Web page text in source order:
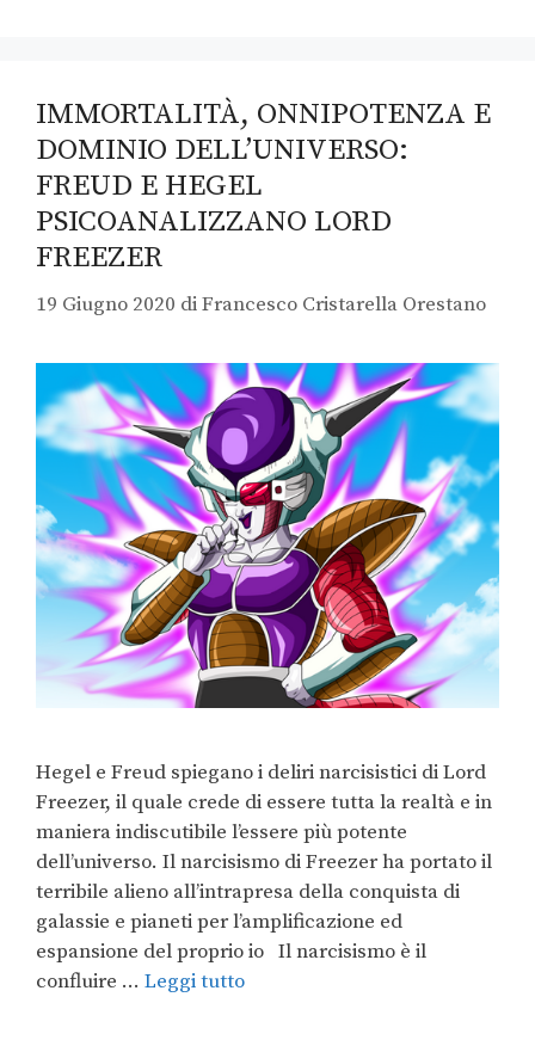
IMMORTALITÀ, ONNIPOTENZA E
DOMINIO DELL’UNIVERSO:
FREUD E HEGEL
PSICOANALIZZANO LORD
FREEZER
19 Giugno 2020 diFrancesco Cristarella Orestano
Hegel e Freud spiegano i deliri narcisistici di Lord
Freezer, il quale crede di essere tutta la realtà e in
maniera indiscutibile l’essere più potente
dell’universo. Il narcisismo di Freezer ha portato il
terribile alieno all’intrapresa della conquista di
galassie e pianeti per l’amplificazione ed
espansione del proprio io Il narcisismo è il
confluire … Leggi tutto